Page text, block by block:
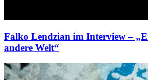
Falko Lendzian im Interview –
andere Welt“